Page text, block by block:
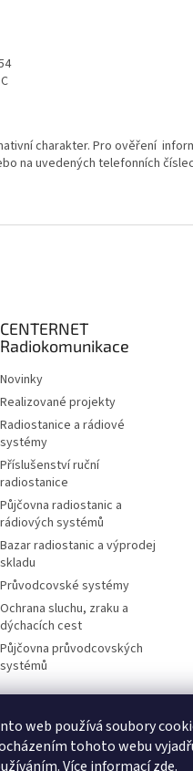
web používá soubory
tohoto webu
Více informací zde.
charakter. Pro ověření
na uvedených telefonních
CENTERNET
Radiokomunikace
Novinky
Realizované projekty
Radiostanice a rádiové
systémy
Příslušenství ruční
radiostanice
Půjčovna radiostanic a
rádiových systémů
Bazar radiostanic a výprodej
skladu
Průvodcovské systémy
Ochrana sluchu, zraku a
dýchacích cest
Půjčovna průvodcovských
systémů
Motorolasolutions.com